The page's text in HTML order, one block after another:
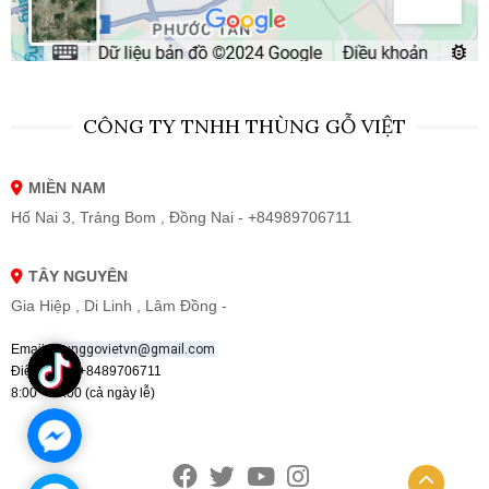
CÔNG TY TNHH THÙNG GỖ VIỆT
MIỀN NAM
Hố Nai 3, Trảng Bom , Đồng Nai - +84989706711
TÂY NGUYÊN
Gia Hiệp , Di Linh , Lâm Đồng -
Email: thunggovietvn@gmail.com
Điện thoại :+8489706711
8:00 - 19:00 (cả ngày lễ)